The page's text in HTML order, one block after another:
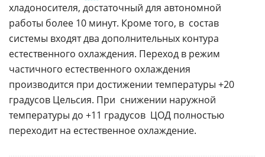
хладоносителя, достаточный для автономной
работы более 10 минут. Кроме того, в состав
системы входят два дополнительных контура
естественного охлаждения. Переход в режим
частичного естественного охлаждения
производится при достижении температуры +20
градусов Цельсия. При снижении наружной
температуры до +11 градусов ЦОД полностью
переходит на естественное охлаждение.